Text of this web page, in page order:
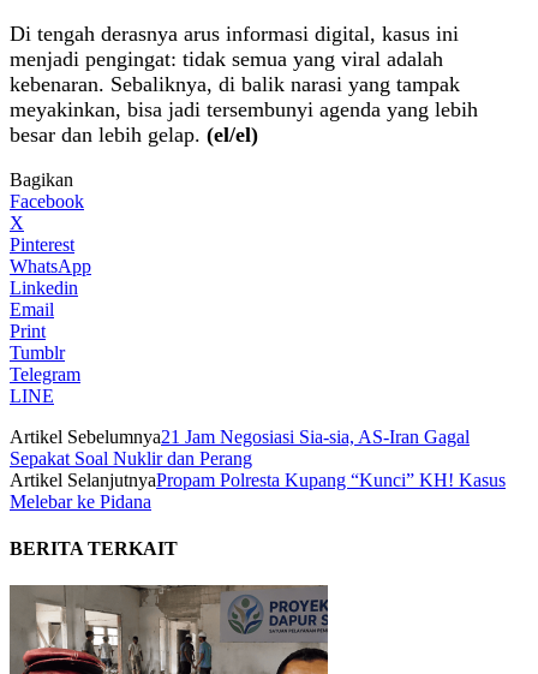
Di tengah derasnya arus informasi digital, kasus ini
menjadi pengingat: tidak semua yang viral adalah
kebenaran. Sebaliknya, di balik narasi yang tampak
meyakinkan, bisa jadi tersembunyi agenda yang lebih
besar dan lebih gelap. (el/el)
Bagikan
Facebook
X
Pinterest
WhatsApp
Linkedin
Email
Print
Tumblr
Telegram
LINE
Artikel Sebelumnya21 Jam Negosiasi Sia-sia, AS-Iran Gagal
Sepakat Soal Nuklir dan Perang
Artikel SelanjutnyaPropam Polresta Kupang “Kunci” KH! Kasus
Melebar ke Pidana
BERITA TERKAIT